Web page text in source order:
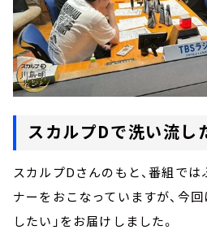
スカルプDで洗い流し
スカルプDさんのもと、番組で
ナーをおこなっていますが、今
したい」をお届けしました。